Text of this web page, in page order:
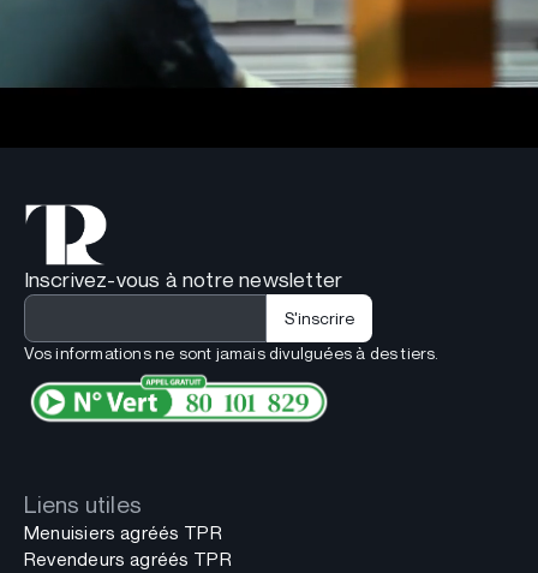
Inscrivez-vous à notre newsletter
Vos informations ne sont jamais divulguées à des tiers.
Liens utiles
Menuisiers agréés TPR
Revendeurs agréés TPR